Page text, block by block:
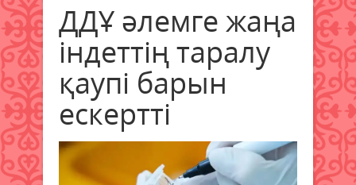
ДДҰ әлемге жаңа
індеттің таралу
қаупі барын
ескертті